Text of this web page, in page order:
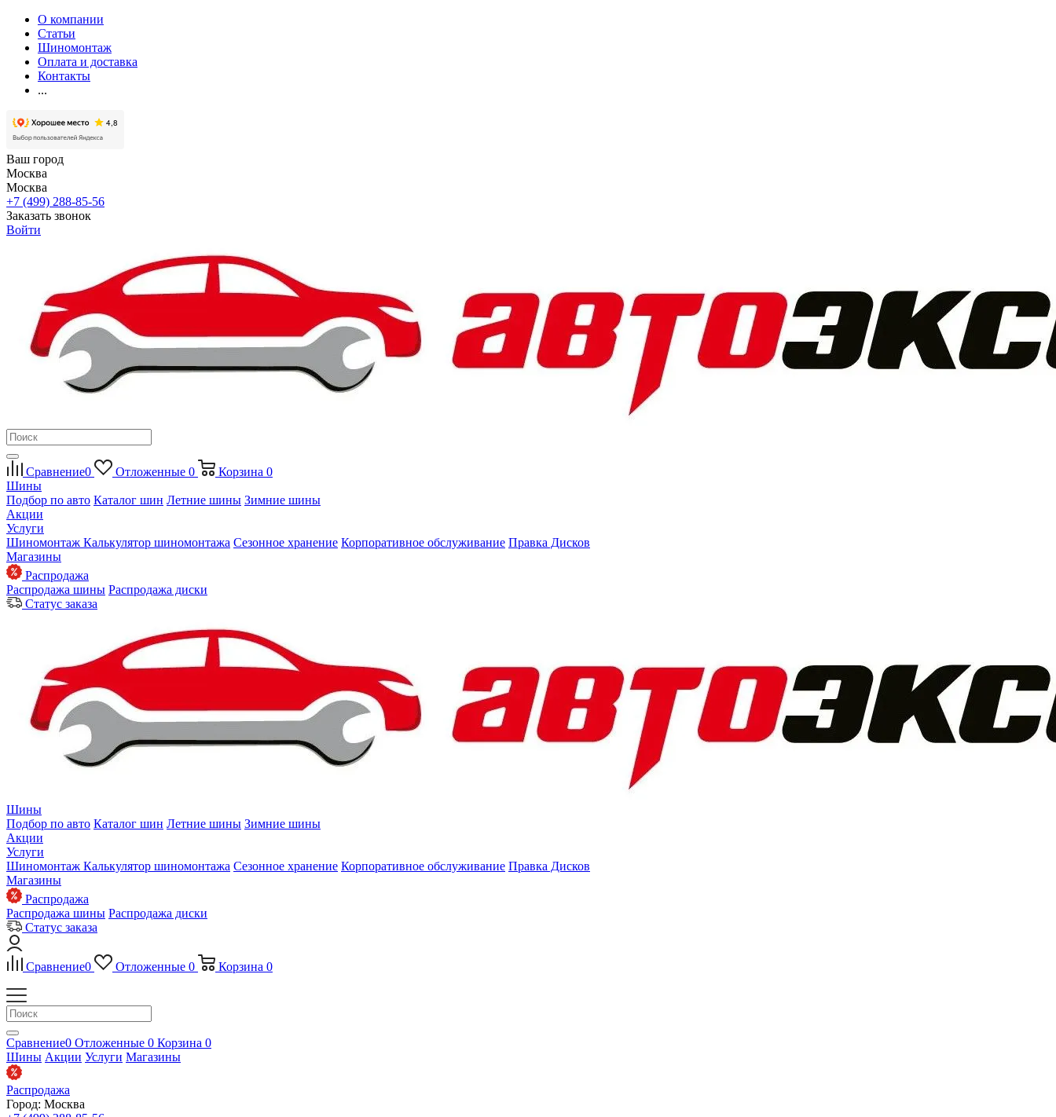
О компании
Статьи
Шиномонтаж
Оплата и доставка
Контакты
...
Ваш город
Москва
Москва
+7 (499) 288-85-56
Заказать звонок
Войти
Сравнение0 Отложенные 0 Корзина 0
Шины
Подбор по авто Каталог шин Летние шины Зимние шины
Акции
Услуги
Шиномонтаж Калькулятор шиномонтажа Сезонное хранение Корпоративное обслуживание Правка Дисков
Магазины
Распродажа
Распродажа шины Распродажа диски
Статус заказа
Шины
Подбор по авто Каталог шин Летние шины Зимние шины
Акции
Услуги
Шиномонтаж Калькулятор шиномонтажа Сезонное хранение Корпоративное обслуживание Правка Дисков
Магазины
Распродажа
Распродажа шины Распродажа диски
Статус заказа
Сравнение0 Отложенные 0 Корзина 0
Сравнение0 Отложенные 0 Корзина 0
Шины Акции Услуги Магазины
Распродажа
Город: Москва